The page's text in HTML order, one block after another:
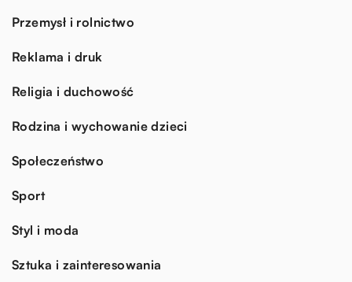
Przemysł i rolnictwo
Reklama i druk
Religia i duchowość
Rodzina i wychowanie dzieci
Społeczeństwo
Sport
Styl i moda
Sztuka i zainteresowania